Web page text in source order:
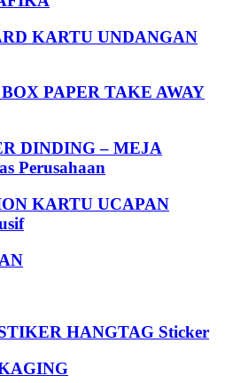
KARTU UNDANGAN
PAPER TAKE AWAY
DINDING – MEJA
Perusahaan
KARTU UCAPAN
HANGTAG Sticker